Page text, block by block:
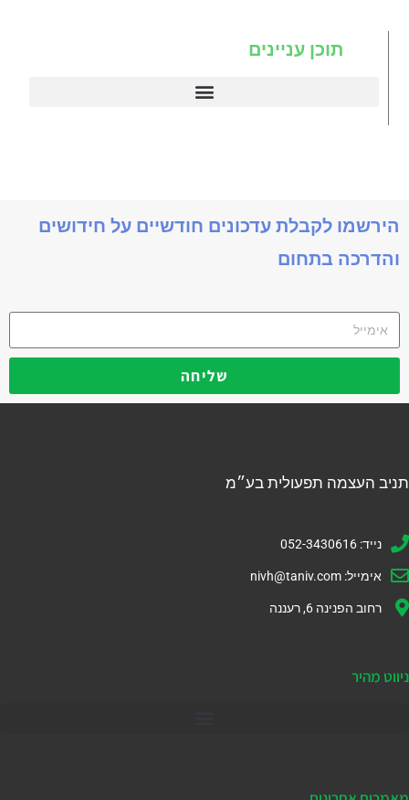
תוכן עניינים
הירשמו לקבלת עדכונים חודשיים על חידושים
והדרכה בתחום
שליחה
תניב העצמה תפעולית בע״מ
נייד: 052-3430616
אימייל: nivh@taniv.com
רחוב הפנינה 6, רעננה
ניווט מהיר